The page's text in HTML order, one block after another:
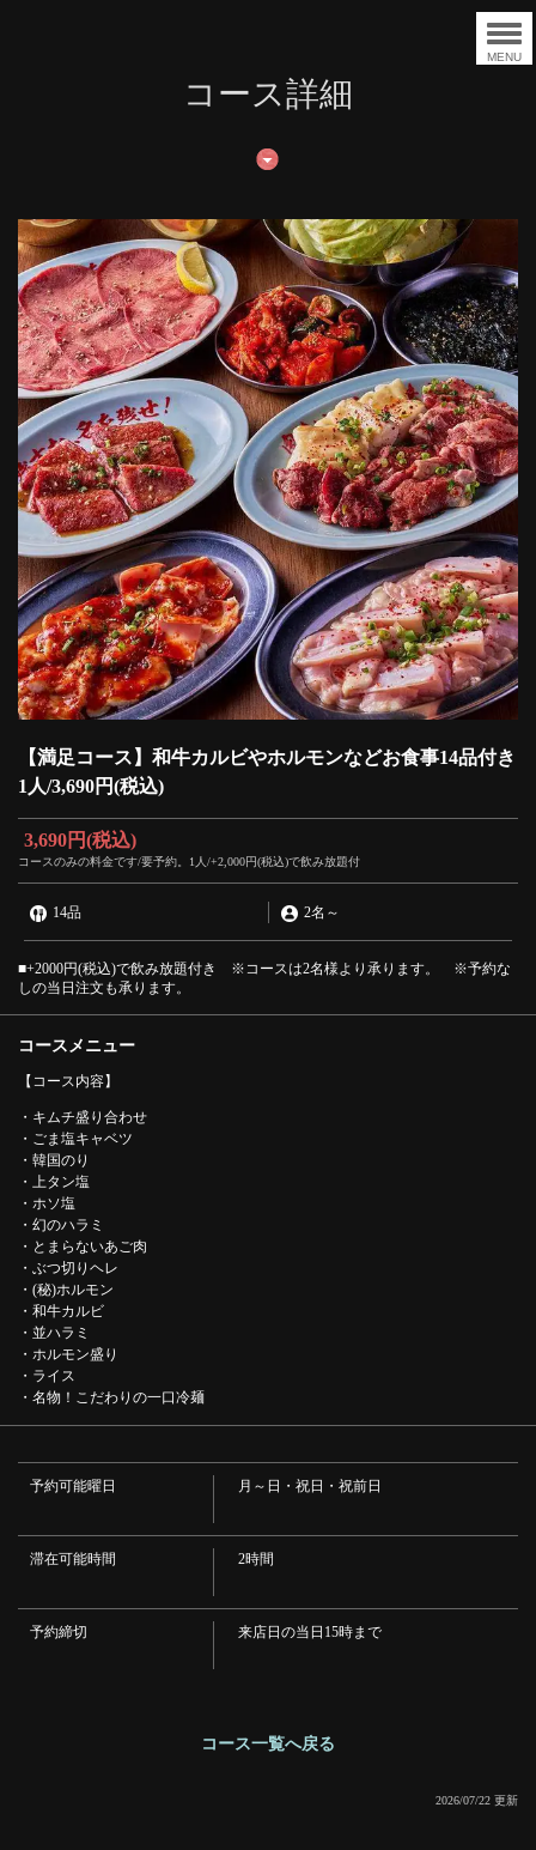
MENU
コース詳細
【満足コース】和牛カルビやホルモンなどお食事14品付き
1人/3,690円(税込)
3,690円(税込)
コースのみの料金です/要予約。1人/+2,000円(税込)で飲み放題付
14品 2名 ～
■+2000円(税込)で飲み放題付き ※コースは2名様より承ります。 ※予約な
しの当日注文も承ります。
コースメニュー
【コース内容】
・キムチ盛り合わせ
・ごま塩キャベツ
・韓国のり
・上タン塩
・ホソ塩
・幻のハラミ
・とまらないあご肉
・ぶつ切りヘレ
・(秘)ホルモン
・和牛カルビ
・並ハラミ
・ホルモン盛り
・ライス
・名物！こだわりの一口冷麺
予約可能曜日 月～日・祝日・祝前日
滞在可能時間 2時間
予約締切 来店日の当日15時まで
コース一覧へ戻る
2026/07/22 更新
【満足コース】和牛カルビやホルモンなどお食事14品付き1
人/3,690円(税込) | 大阪焼肉・ホルモン ふたご 新大宮店
奈良県奈良市大宮町６－１－８ 公健ビル１F
https://futagoshinomiya.owst.jp/courses/216141566
お店情報をコピー